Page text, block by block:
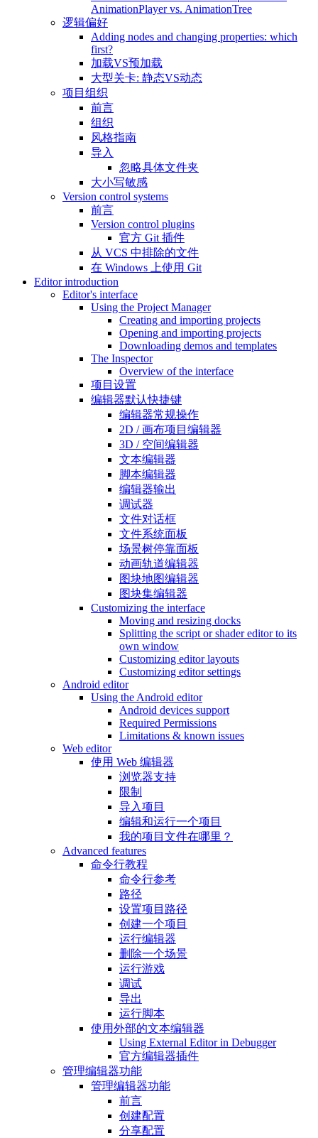
AnimationPlayer vs. AnimationTree
逻辑偏好
Adding nodes and changing properties: which
first?
加载VS预加载
大型关卡: 静态VS动态
项目组织
前言
组织
风格指南
导入
忽略具体文件夹
大小写敏感
Version control systems
前言
Version control plugins
官方 Git 插件
从 VCS 中排除的文件
在 Windows 上使用 Git
Editor introduction
Editor's interface
Using the Project Manager
Creating and importing projects
Opening and importing projects
Downloading demos and templates
The Inspector
Overview of the interface
项目设置
编辑器默认快捷键
编辑器常规操作
2D / 画布项目编辑器
3D / 空间编辑器
文本编辑器
脚本编辑器
编辑器输出
调试器
文件对话框
文件系统面板
场景树停靠面板
动画轨道编辑器
图块地图编辑器
图块集编辑器
Customizing the interface
Moving and resizing docks
Splitting the script or shader editor to its
own window
Customizing editor layouts
Customizing editor settings
Android editor
Using the Android editor
Android devices support
Required Permissions
Limitations & known issues
Web editor
使用 Web 编辑器
浏览器支持
限制
导入项目
编辑和运行一个项目
我的项目文件在哪里？
Advanced features
命令行教程
命令行参考
路径
设置项目路径
创建一个项目
运行编辑器
删除一个场景
运行游戏
调试
导出
运行脚本
使用外部的文本编辑器
Using External Editor in Debugger
官方编辑器插件
管理编辑器功能
管理编辑器功能
前言
创建配置
分享配置